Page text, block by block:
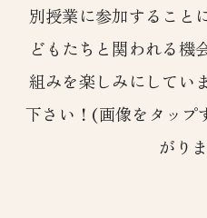
別授業に参加すること
どもたちと関われる機
組みを楽しみにしてい
下さい！(画像をタップ
がり